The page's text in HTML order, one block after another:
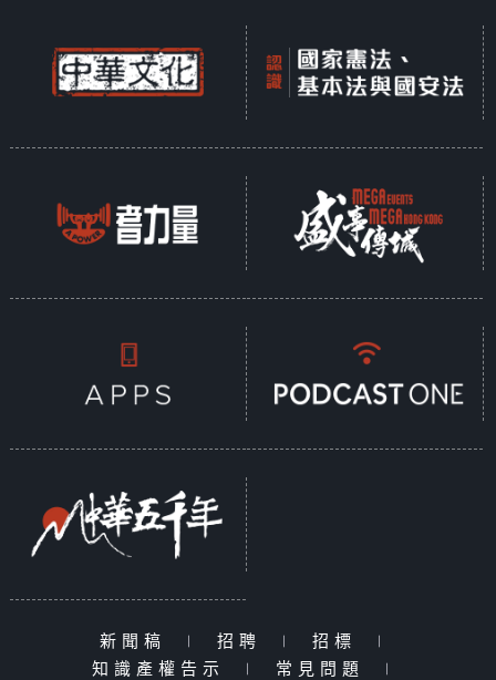
新聞稿 | 招聘 | 招標
|
知識產權告示
| 常見問題
|